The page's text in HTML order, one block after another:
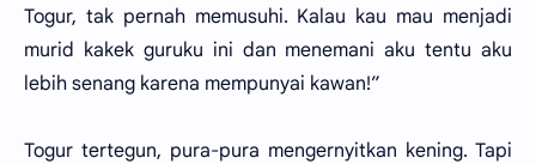
Togur, tak pernah memusuhi. Kalau kau mau menjadi
murid kakek guruku ini dan menemani aku tentu aku
lebih senang karena mempunyai kawan!”
Togur tertegun, pura-pura mengernyitkan kening. Tapi